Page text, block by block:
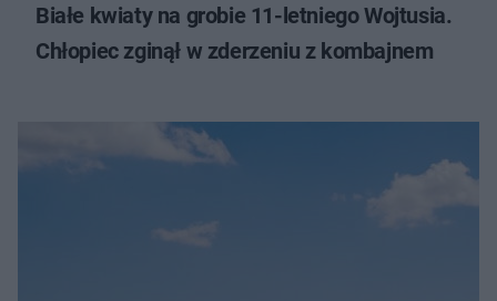
Białe kwiaty na grobie 11-letniego Wojtusia.
Chłopiec zginął w zderzeniu z kombajnem